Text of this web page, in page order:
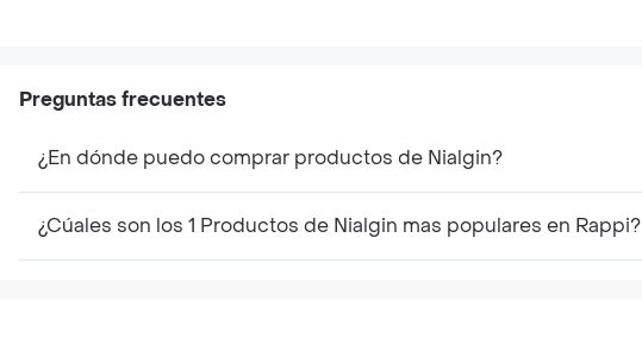
Preguntas frecuentes
¿En dónde puedo comprar productos de Nialgin?
¿Cúales son los 1 Productos de Nialgin mas populares en Rappi?